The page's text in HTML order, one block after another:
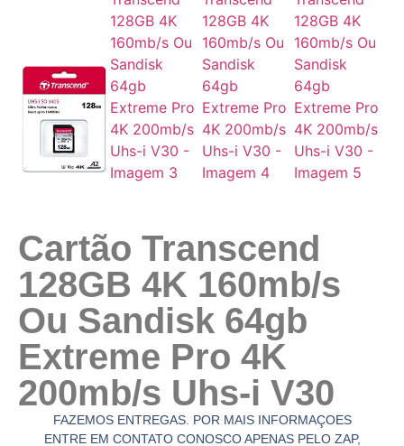
Cartão Transcend
128GB 4K 160mb/s
Ou Sandisk 64gb
Extreme Pro 4K
200mb/s Uhs-i V30
FAZEMOS ENTREGAS. POR MAIS INFORMAÇOES
ENTRE EM CONTATO CONOSCO APENAS PELO ZAP,